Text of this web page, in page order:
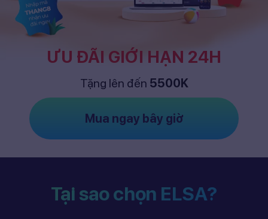
ƯU ĐÃI GIỚI HẠN 24H
Tặng lên đến 5500K
Mua ngay bây giờ
Tại sao chọn ELSA?